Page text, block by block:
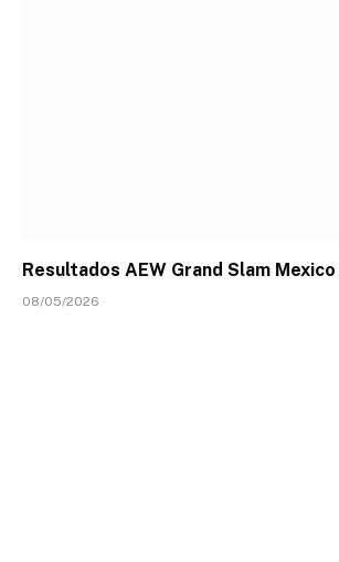
Resultados AEW Grand Slam
08/05/2026